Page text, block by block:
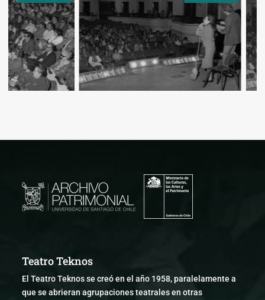
Teatro Teknos
El Teatro Teknos se creó en el año 1958, paralelamente a
que se abrieran agrupaciones teatrales en otras